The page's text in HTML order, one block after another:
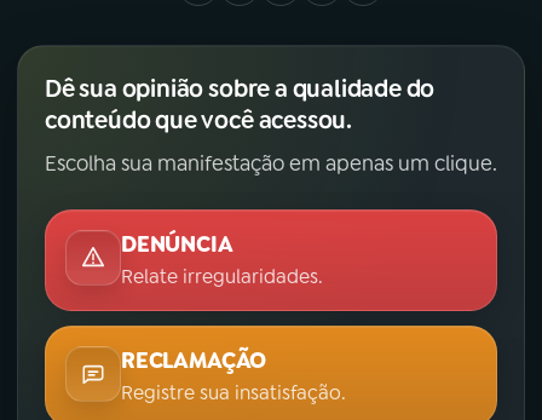
Dê sua opinião sobre a qualidade do
conteúdo que você acessou.
Escolha sua manifestação em apenas um clique.
DENÚNCIA
Relate irregularidades.
RECLAMAÇÃO
Registre sua insatisfação.